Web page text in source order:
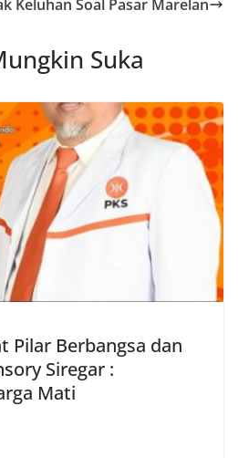
Keluhan Soal Pasar Marelan
Suka
Pilar Berbangsa dan
Siregar :
Mati